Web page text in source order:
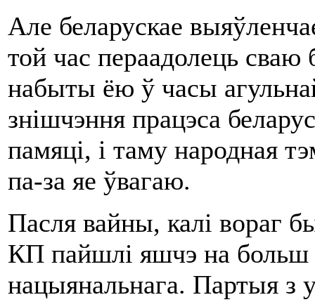
Але беларускае
той час пераадолець сваю
набыты ёю ў часы
знішчэння працэса
памяці, і таму народная
па-за яе ўвагаю.
Пасля вайны, калі вораг
КП пайшлі яшчэ на больш
нацыянальнага. Партыя з